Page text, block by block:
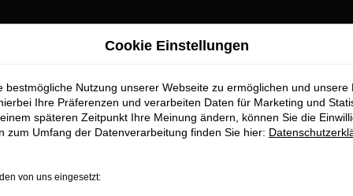
für
Cookie Einstellungen
bestmögliche Nutzung unserer Webseite zu ermöglichen und unsere
Ihre Präferenzen und verarbeiten Daten für Marketing und
späteren Zeitpunkt Ihre Meinung ändern, können Sie die
zum Umfang der Datenverarbeitung finden Sie hier:
von uns eingesetzt: